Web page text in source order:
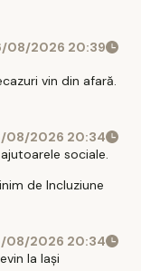
08/2026 20:39
vin din afară.
08/2026 20:34
sociale.
de Incluziune
08/2026 20:34
la Iași